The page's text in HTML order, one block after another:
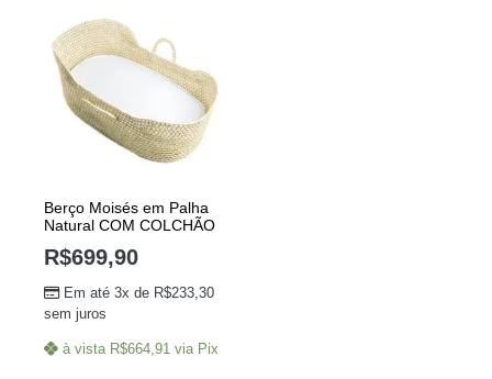
Berço Moisés em Palha
Natural COM COLCHÃO
R$699,90
Em até 3x de R$233,30
sem juros
à vista R$664,91 via Pix